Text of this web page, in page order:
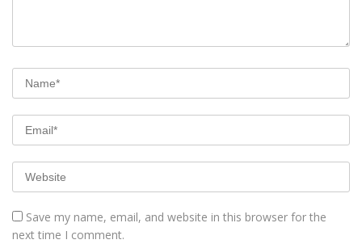
Save my name, email, and website in this browser for the
next time I comment.